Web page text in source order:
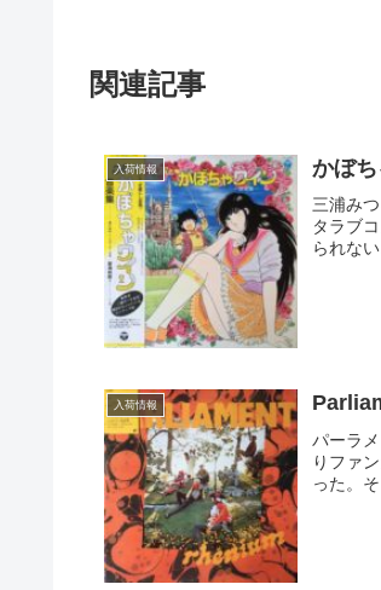
関連記事
入荷情報 かぼ
三浦み
タラブ
られな
入荷情報
パーラ
りファ
った。